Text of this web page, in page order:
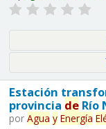
Estación
provincia deRío
por Agua y Energía